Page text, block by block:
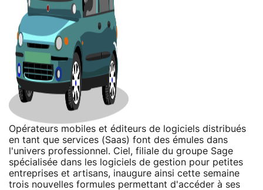
Opérateurs mobiles et éditeurs de logiciels distribués
en tant que services (Saas) font des émules dans
l'univers professionnel. Ciel, filiale du groupe Sage
spécialisée dans les logiciels de gestion pour petites
entreprises et artisans, inaugure ainsi cette semaine
trois nouvelles formules permettant d'accéder à ses